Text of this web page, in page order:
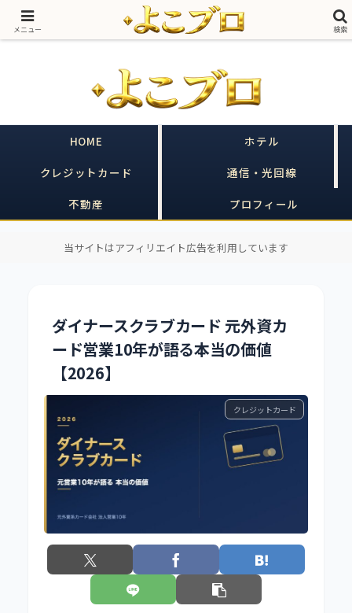
売る側に20年いた私が、買う側のあなたの味方をする｜ヒルトン×クレカ×不
動産
HOME
ホテル
クレジットカード
通信・光回線
不動産
プロフィール
当サイトはアフィリエイト広告を利用しています
ダイナースクラブカード 元外資カ
ード営業10年が語る本当の価値
【2026】
クレジットカード
メニュー 検索